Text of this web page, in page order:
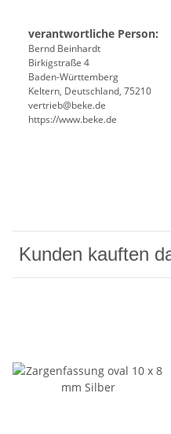
verantwortliche Person:
Bernd Beinhardt
Birkigstraße 4
Baden-Württemberg
Keltern, Deutschland, 75210
vertrieb@beke.de
https://www.beke.de
Kunden kauften